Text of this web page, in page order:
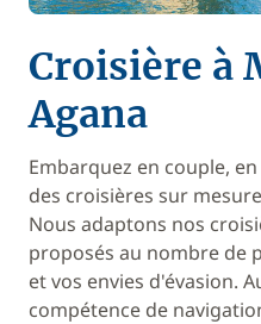
Croisière à
Agana
Embarquez en couple,
des croisières sur
Nous adaptons nos
proposés au nombre de
et vos envies d'évasion.
compétence de